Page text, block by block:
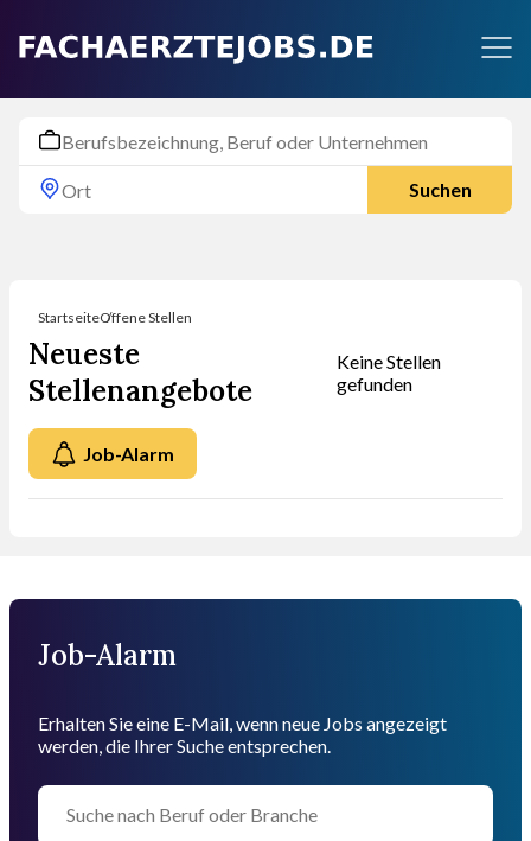
Suchen
StartseiteOffene Stellen
Neueste
Stellenangebote
Keine Stellen
gefunden
Job-Alarm
Job-Alarm
Erhalten Sie eine E-Mail, wenn neue Jobs angezeigt
werden, die Ihrer Suche entsprechen.